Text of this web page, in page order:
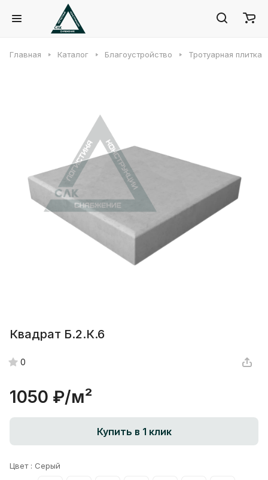
Главная Каталог Благоустройство Тротуарная плитка
Квадрат Б.2.К.6
0
1050 ₽/м²
Купить в 1 клик
Цвет : Серый